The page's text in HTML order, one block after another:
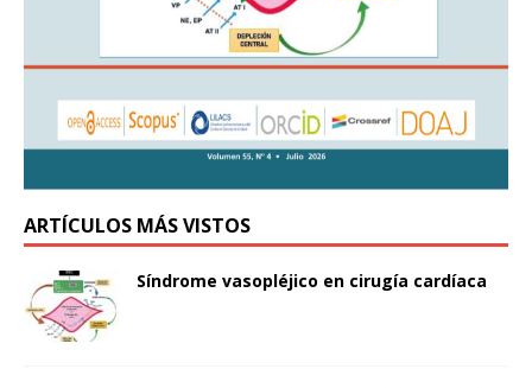
ARTÍCULOS MÁS VISTOS
Síndrome vasopléjico en cirugía cardíaca